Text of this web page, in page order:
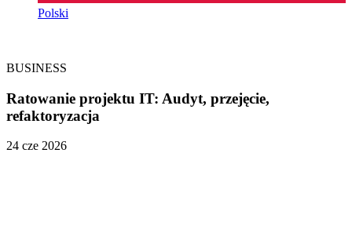
Polski
BUSINESS
Ratowanie projektu IT: Audyt, przejęcie,
refaktoryzacja
24 cze 2026